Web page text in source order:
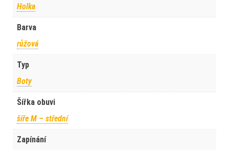
Holka
Barva
růžová
Typ
Boty
Šířka obuvi
šíře M – střední
Zapínání